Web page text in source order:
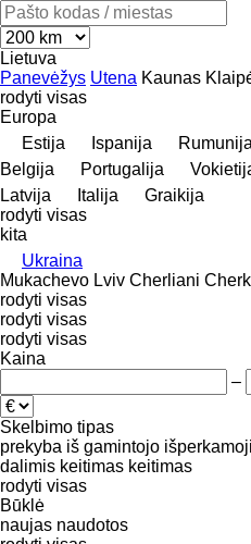
Lietuva
Panevėžys Utena Kaunas
rodyti visas
Europa
Estija
Ispanija Rumunija
Belgija
Portugalija
Latvija
Italija
Graikija
rodyti visas
kita
Ukraina
Mukachevo Lviv Cherliani
rodyti visas
rodyti visas
rodyti visas
Kaina
–
Skelbimo tipas
prekyba iš gamintojo
dalimis keitimas keitimas
rodyti visas
Būklė
naujas naudotos